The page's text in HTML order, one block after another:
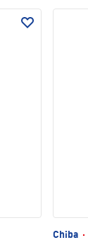
Chiba ·